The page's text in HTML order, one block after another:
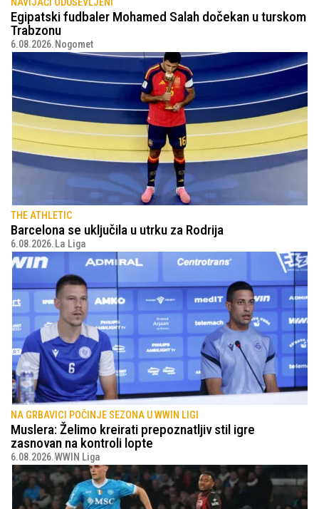
NAVIJAČI ODUŠEVLJENI
Egipatski fudbaler Mohamed Salah dočekan u turskom
Trabzonu
6.08.2026. Nogomet
THE ATHLETIC
Barcelona se uključila u utrku za Rodrija
6.08.2026. La Liga
NA GRBAVICI POČINJE SEZONA U WWIN LIGI
Muslera: Želimo kreirati prepoznatljiv stil igre
zasnovan na kontroli lopte
6.08.2026.WWIN Liga